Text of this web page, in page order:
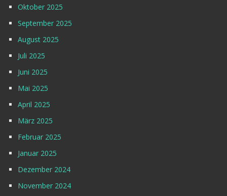
Oktober 2025
September 2025
August 2025
Juli 2025
Juni 2025
Mai 2025
April 2025
März 2025
Februar 2025
Januar 2025
Dezember 2024
November 2024